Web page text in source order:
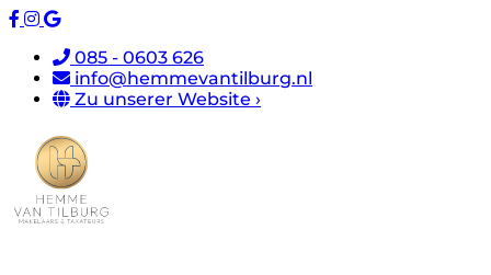
085 - 0603 626
info@hemmevantilburg.nl
Zu unserer Website ›